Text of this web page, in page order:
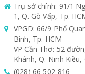
Trụ sở chính: 91/1
1, Q. Gò Vấp, Tp.
VPGD: 66/9 Phổ
Bình, Tp. HCM
VP Cần Thơ: 52
Khánh, Q. Ninh Kiều,
(028) 66 502 816